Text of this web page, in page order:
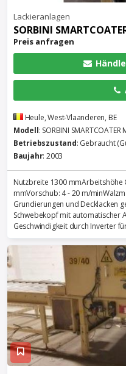
Lackieranlagen
Preis anfragen
Heule, West-Vlaanderen, BE
Modell: SORBINI SMARTCOATER
Betriebszustand: Gebraucht
Baujahr: 2003
Nutzbreite 1300 mmArbeitshöhe
mmVorschub: 4 - 20 m/
Grundierungen und Decklacken
Schwebekopf mit automatischer
Geschwindigkeit durch Inverter